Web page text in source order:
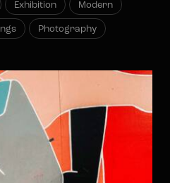
Exhibition Modern
Photography